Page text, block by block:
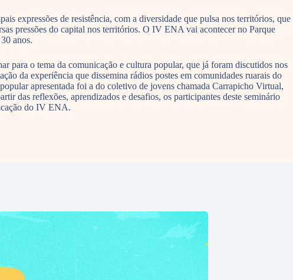
expressões de resistência, com a diversidade que pulsa nos territórios, que
pressões do capital nos territórios. O IV ENA vai acontecer no Parque
anos.
para o tema da comunicação e cultura popular, que já foram discutidos nos
da experiência que dissemina rádios postes em comunidades ruarais do
apresentada foi a do coletivo de jovens chamada Carrapicho Virtual,
das reflexões, aprendizados e desafios, os participantes deste seminário
do IV ENA.